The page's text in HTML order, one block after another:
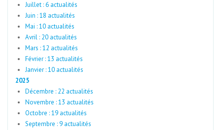
Juillet : 6 actualités
Juin : 18 actualités
Mai : 10 actualités
Avril : 20 actualités
Mars : 12 actualités
Février : 13 actualités
Janvier : 10 actualités
2025
Décembre : 22 actualités
Novembre : 13 actualités
Octobre : 19 actualités
Septembre : 9 actualités